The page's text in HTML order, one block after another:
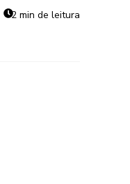
2 min de leitura